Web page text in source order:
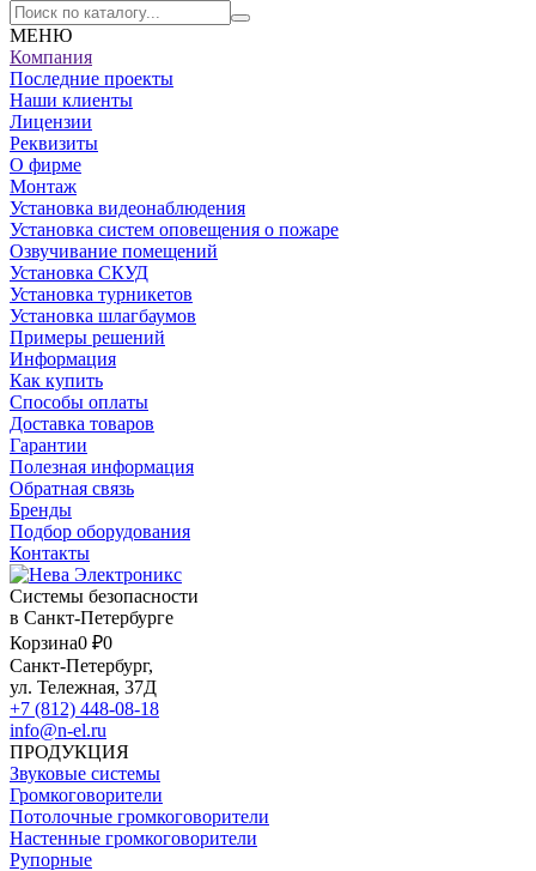
МЕНЮ
Компания
Последние проекты
Наши клиенты
Лицензии
Реквизиты
О фирме
Монтаж
Установка видеонаблюдения
Установка систем оповещения о пожаре
Озвучивание помещений
Установка СКУД
Установка турникетов
Установка шлагбаумов
Примеры решений
Информация
Как купить
Способы оплаты
Доставка товаров
Гарантии
Полезная информация
Обратная связь
Бренды
Подбор оборудования
Контакты
Системы безопасности
в Санкт-Петербурге
Корзина0 ₽0
Санкт-Петербург,
ул. Тележная, 37Д
+7 (812) 448-08-18
info@n-el.ru
ПРОДУКЦИЯ
Звуковые системы
Громкоговорители
Потолочные громкоговорители
Настенные громкоговорители
Рупорные